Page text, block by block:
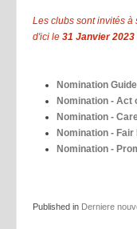
Les clubs sont invités
d'ici le 31 Janvier 2023
Nomination
Nomination - Act
Nomination -
Nomination -
Nomination -
Published in Derniere